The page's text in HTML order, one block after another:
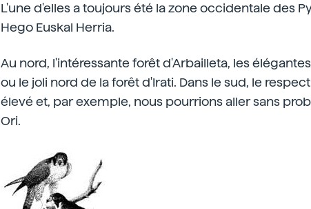
L'une d'elles a toujours été la zone occidentale des
Hego Euskal Herria.
Au nord, l'intéressante forêt d'Arbailleta, les
ou le joli nord de la forêt d'Irati. Dans le sud, le
élevé et, par exemple, nous pourrions aller sans
Ori.